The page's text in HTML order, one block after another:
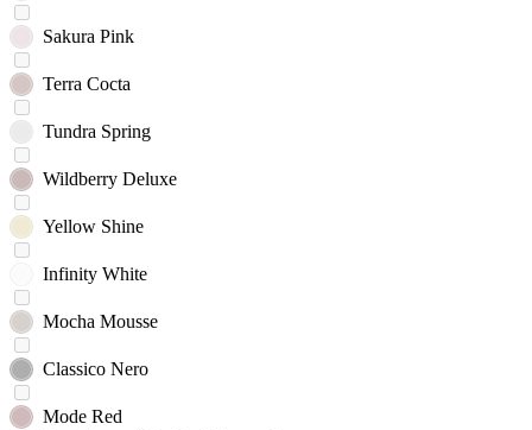
Sakura Pink
Terra Cocta
Tundra Spring
Wildberry Deluxe
Yellow Shine
Infinity White
Mocha Mousse
Classico Nero
Mode Red